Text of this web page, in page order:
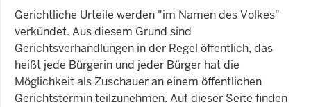
Gerichtliche Urteile werden "im Namen des Volkes"
verkündet. Aus diesem Grund sind
Gerichtsverhandlungen in der Regel öffentlich, das
heißt jede Bürgerin und jeder Bürger hat die
Möglichkeit als Zuschauer an einem öffentlichen
Gerichtstermin teilzunehmen. Auf dieser Seite finden